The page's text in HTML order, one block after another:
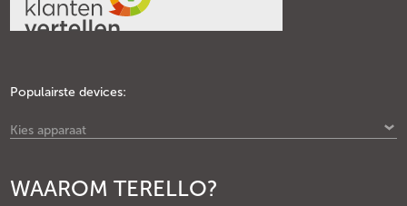
Populairste devices:
Kies apparaat
WAAROM TERELLO?